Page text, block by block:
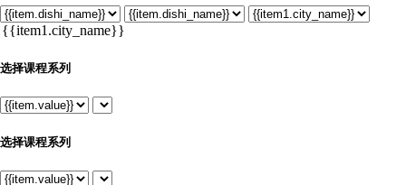
选择课程系列
选择课程系列